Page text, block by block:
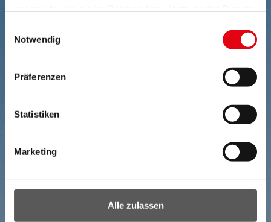
Notwendig
Präferenzen
Statistiken
Marketing
Alle zulassen